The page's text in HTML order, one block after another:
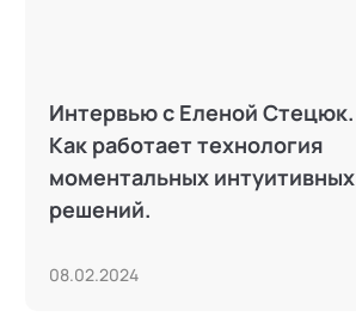
Интервью с Еленой Стецюк.
Как работает технология
моментальных интуитивных
решений.
08.02.2024